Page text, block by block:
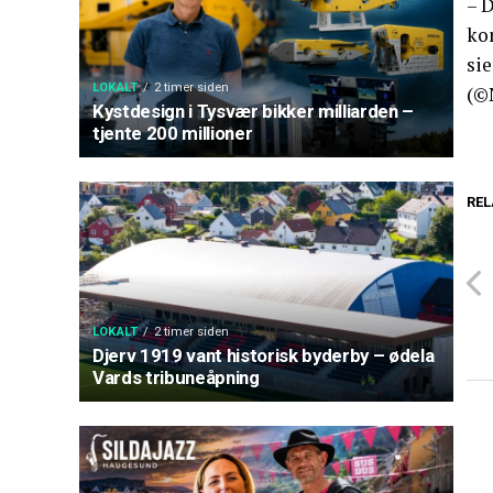
LOKALT 2 timer siden
Kystdesign i Tysvær bikker milliarden –
tjente 200 millioner
LOKALT 2 timer siden
Djerv 1919 vant historisk byderby – ødela
Vards tribuneåpning